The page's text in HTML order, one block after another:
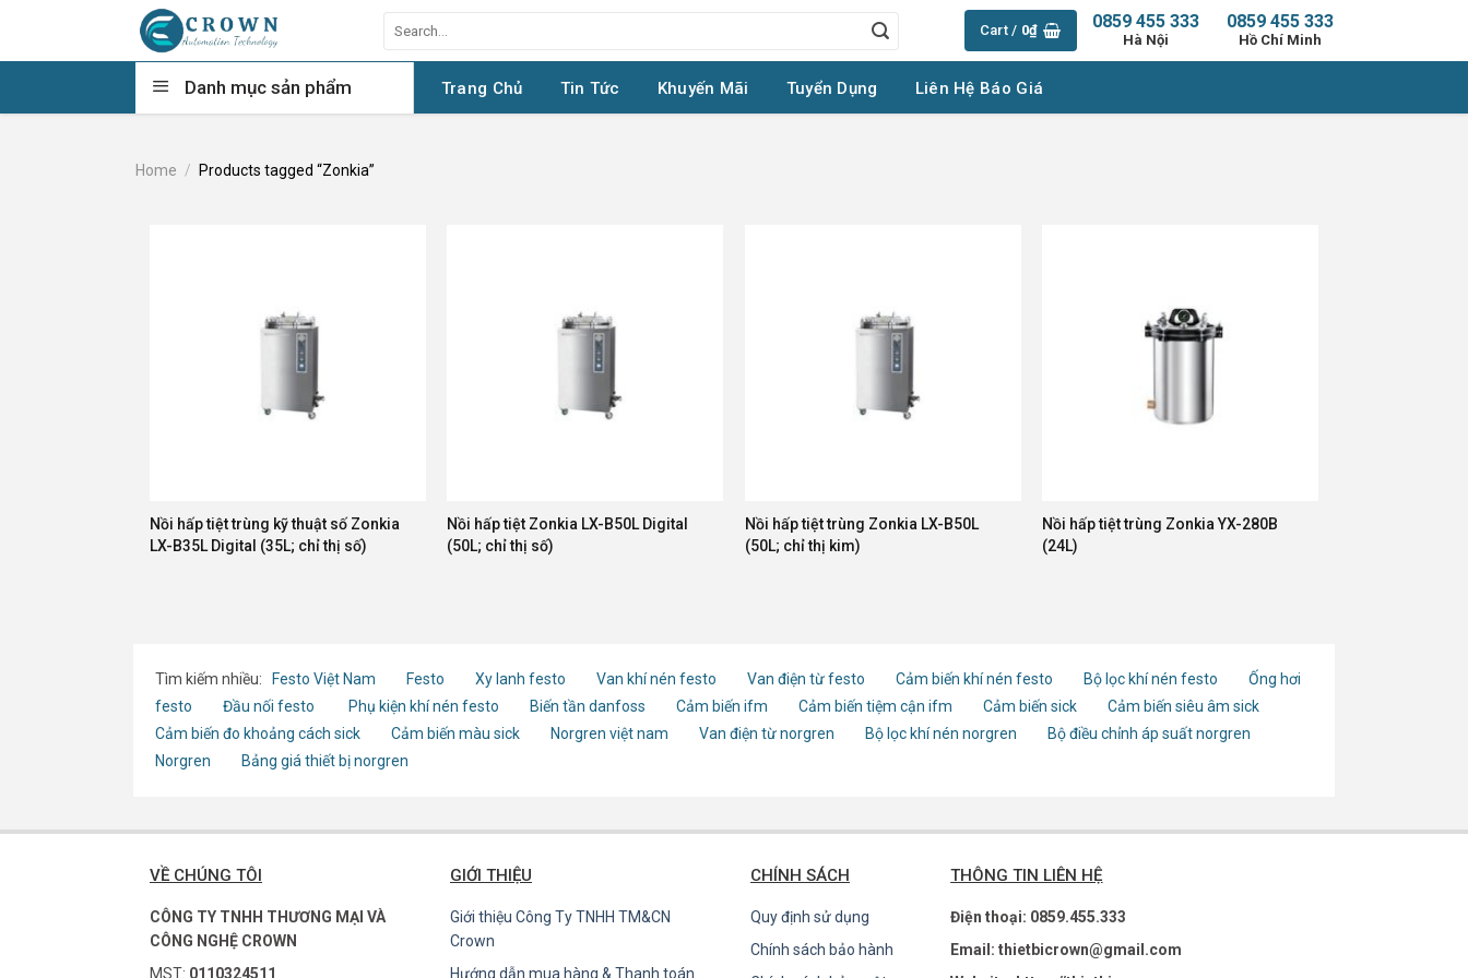
content
for:
Cart / 0₫ 0859 455 333
Hồ Chí Minh
0859 455 333
Hà Nội
Danh mục sản phẩm Trang Chủ Tin Tức Khuyến Mãi Tuyển Dụng Liên Hệ Báo Giá
Home / Products tagged “Zonkia”
Nồi hấp tiệt trùng kỹ thuật số Zonkia
LX-B35L Digital (35L; chỉ thị số)
Nồi hấp tiệt Zonkia LX-B50L Digital
(50L; chỉ thị số)
Nồi hấp tiệt trùng Zonkia LX-B50L
(50L; chỉ thị kim)
Nồi hấp tiệt trùng Zonkia YX-280B
(24L)
Tìm kiếm nhiều: Festo Việt Nam Festo Xy lanh festo Van khí nén festo Van điện từ festo Cảm biến khí nén festo Bộ lọc khí nén festo
Ống hơi
festo
Đầu nối festo Phụ kiện khí nén festo Biến tần danfoss Cảm biến ifm Cảm biến tiệm cận ifm Cảm biến sick
Cảm biến siêu âm sick
Cảm biến đo khoảng cách sick
Cảm biến màu sick Norgren việt nam Van điện từ norgren Bộ lọc khí nén norgren
Bộ điều chỉnh áp suất norgren
Norgren
Bảng giá thiết bị norgren
VỀ CHÚNG TÔI
CÔNG TY TNHH THƯƠNG MẠI VÀ
CÔNG NGHỆ CROWN
MST: 0110324511
GIỚI THIỆU
Giới thiệu Công Ty TNHH TM&CN
Crown
Hướng dẫn mua hàng & Thanh toán
CHÍNH SÁCH
Quy định sử dụng
Chính sách bảo hành
THÔNG TIN LIÊN HỆ
Điện thoại: 0859.455.333
Email: thietbicrown@gmail.com